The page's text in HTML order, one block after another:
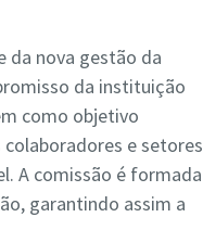
da nova gestão da
da instituição
como objetivo
e setores
A comissão é formada
garantindo assim a